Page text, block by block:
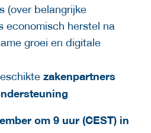
(over belangrijke
economisch herstel na
groei en digitale
zakenpartners
om 9 uur (CEST) in